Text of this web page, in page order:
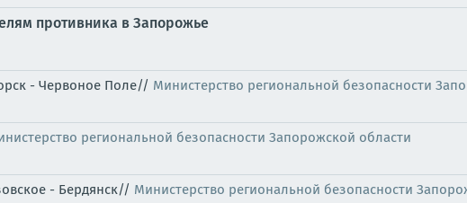
противника в Запорожье
- Червоное Поле// Министерство региональной безопасности
региональной безопасности Запорожской области
- Бердянск// Министерство региональной безопасности